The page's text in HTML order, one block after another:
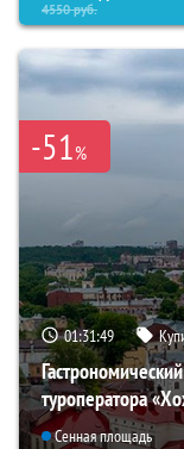
4550руб.
-51%
01:31:48
туроператора
Сенная площадь